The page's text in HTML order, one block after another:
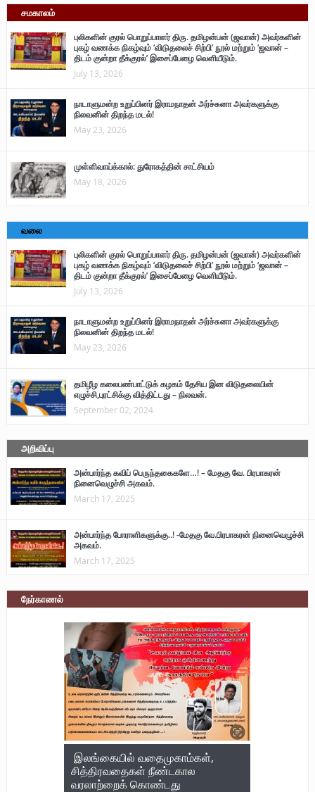
சமகாலம்
புலிகளின் குரல் பொறுப்பாளர் திரு. தமிழன்பன் (ஜவான்) அவர்களின்
புகழ் வணக்க நிகழ்வும் ‘விடுதலைச் சிற்பி’ நூல் மற்றும் ‘ஜவான் –
திடம் குன்றா தீக்குரல்’ இசைப்பேழை வெளியீடும்.
July 13, 2026
நாடாளுமன்ற உறுப்பினர் இராமநாதன் அர்ச்சுனா அவர்களுக்கு
நிலவனின் திறந்த மடல்!
May 23, 2026
முள்ளிவாய்க்கால்: துரோகத்தின் சாட்சியம்
May 18, 2026
வலை
புலிகளின் குரல் பொறுப்பாளர் திரு. தமிழன்பன் (ஜவான்) அவர்களின்
புகழ் வணக்க நிகழ்வும் ‘விடுதலைச் சிற்பி’ நூல் மற்றும் ‘ஜவான் –
திடம் குன்றா தீக்குரல்’ இசைப்பேழை வெளியீடும்.
July 13, 2026
நாடாளுமன்ற உறுப்பினர் இராமநாதன் அர்ச்சுனா அவர்களுக்கு
நிலவனின் திறந்த மடல்!
May 23, 2026
தமிழீழ கலைபண்பாட்டுக் கழகம் தேசிய இன விடுதலையின்
எழுச்சி,புரட்சிக்கு வித்திட்டது – நிலவன்.
September 02, 2024
அறிவிப்பு
அன்பார்ந்த கவிப் பெருந்தகைகளே…! – மேதகு வே. பிரபாகரன்
நினைவெழுச்சி அகவம்.
March 17, 2025
அன்பார்ந்த போராளிகளுக்கு..! -மேதகு வே.பிரபாகரன் நினைவெழுச்சி
அகவம்.
March 17, 2025
நேர்காணல்
இலங்கையில் வதைமுகாம்கள்,
சித்திரவதைகள் நீண்டகால
வரலாற்றைக் கொண்டது